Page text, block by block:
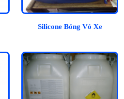
Silicone Bóng Vỏ Xe